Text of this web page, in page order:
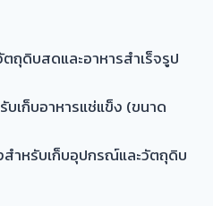
ถุดิบสดและอาหารสำเร็จรูป
เก็บอาหารแช่แข็ง (ขนาด
ำหรับเก็บอุปกรณ์และวัตถุดิบ